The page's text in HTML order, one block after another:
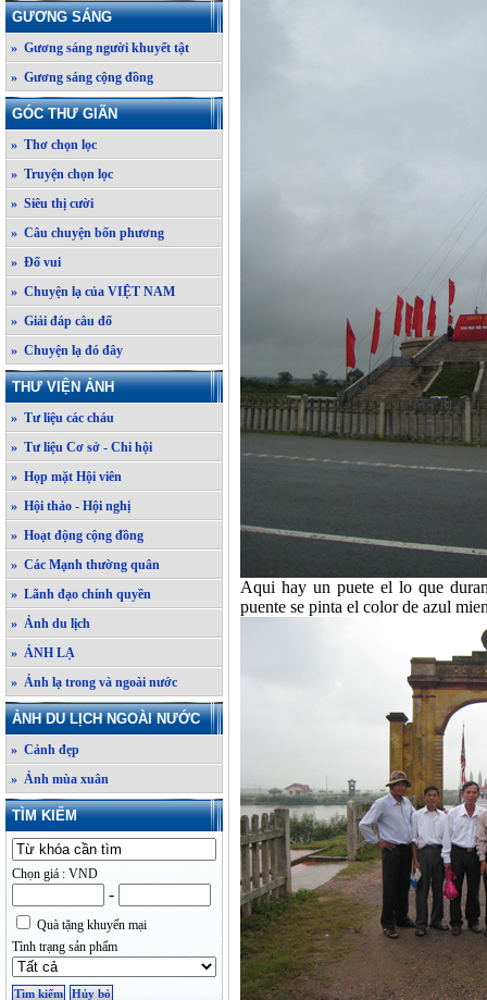
GƯƠNG SÁNG
» Gương sáng người khuyết tật
» Gương sáng cộng đồng
GÓC THƯ GIÃN
» Thơ chọn lọc
» Truyện chọn lọc
» Siêu thị cười
» Câu chuyện bốn phương
» Đố vui
» Chuyện lạ của VIỆT NAM
» Giải đáp câu đố
» Chuyện lạ đó đây
THƯ VIỆN ẢNH
» Tư liệu các cháu
» Tư liệu Cơ sở - Chi hội
» Họp mặt Hội viên
» Hội thảo - Hội nghị
» Hoạt động cộng đồng
» Các Mạnh thường quân
» Lãnh đạo chính quyền
» Ảnh du lịch
» ẢNH LẠ
» Ảnh lạ trong và ngoài nước
ẢNH DU LỊCH NGOÀI NƯỚC
» Cảnh đẹp
» Ảnh mùa xuân
TÌM KIẾM
Chọn giá : VND
-
Quà tặng khuyến mại
Tình trạng sản phẩm
Aqui hay un puete el lo que
puente se pinta el color de azul